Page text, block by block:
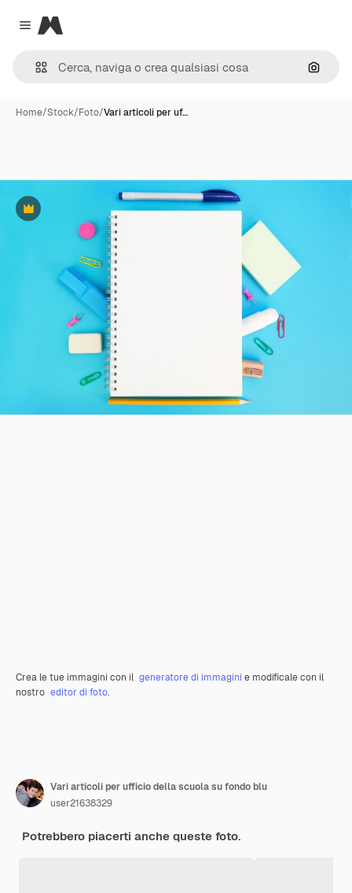
Close menu
Magnific
Cerca
Home/Stock/Foto/Vari articoli per uf…
Premium
Crea le tue immagini con il generatore di immagini e modificale con il
nostro editor di foto.
Vari articoli per ufficio della scuola su fondo blu
user21638329
Potrebbero piacerti anche queste foto.